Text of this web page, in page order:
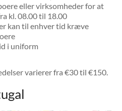
eller virksomheder for at
kl. 08.00 til 18.00
kan til enhver tid kræve
i uniform
varierer fra €30 til €150.